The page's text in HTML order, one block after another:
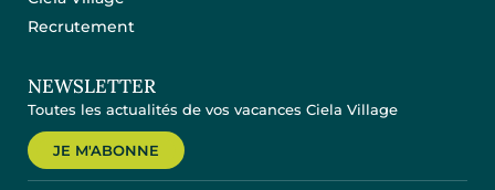
Recrutement
NEWSLETTER
Toutes les actualités de vos vacances Ciela Village
JE M'ABONNE